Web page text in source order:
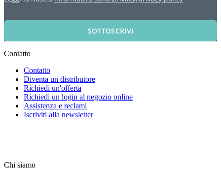
SOTTOSCRIVI
Contatto
Contatto
Diventa un distributore
Richiedi un'offerta
Richiedi un login al negozio online
Assistenza e reclami
Iscriviti alla newsletter
Chi siamo